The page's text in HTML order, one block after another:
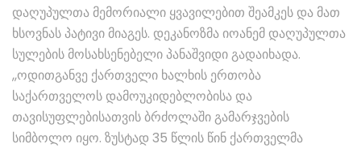
დაღუპულთა მემორიალი ყვავილებით შეამკეს და მათ
ხსოვნას პატივი მიაგეს. დეკანოზმა იოანემ დაღუპულთა
სულების მოსახსენებელი პანაშვიდი გადაიხადა.
,,ოდითგანვე ქართველი ხალხის ერთობა
საქართველოს დამოუკიდებლობისა და
თავისუფლებისათვის ბრძოლაში გამარჯვების
სიმბოლო იყო. ზუსტად 35 წლის წინ ქართველმა